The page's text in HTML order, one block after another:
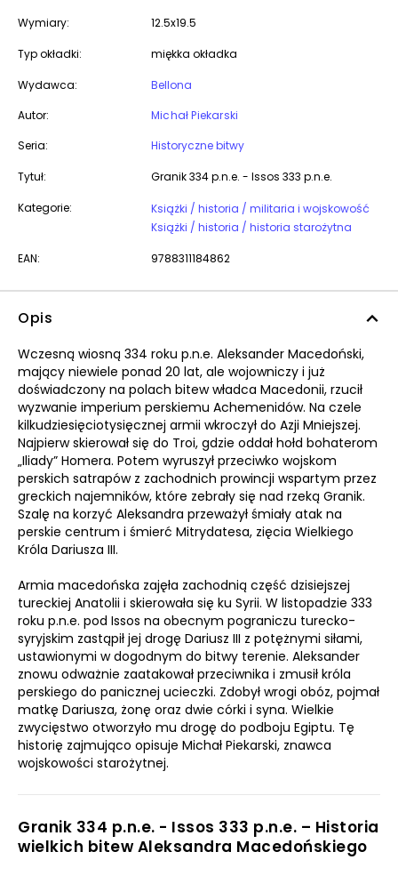
Wymiary: 12.5x19.5
Typ okładki: miękka okładka
Wydawca:
Bellona
Autor:
Michał Piekarski
Seria:
Historyczne bitwy
Tytuł: Granik 334 p.n.e. - Issos 333 p.n.e.
Kategorie:
Książki / historia / militaria i wojskowość
Książki / historia / historia starożytna
EAN: 9788311184862
Opis
Wczesną wiosną 334 roku p.n.e. Aleksander Macedoński,
mający niewiele ponad 20 lat, ale wojowniczy i już
doświadczony na polach bitew władca Macedonii, rzucił
wyzwanie imperium perskiemu Achemenidów. Na czele
kilkudziesięciotysięcznej armii wkroczył do Azji Mniejszej.
Najpierw skierował się do Troi, gdzie oddał hołd bohaterom
„Iliady” Homera. Potem wyruszył przeciwko wojskom
perskich satrapów z zachodnich prowincji wspartym przez
greckich najemników, które zebrały się nad rzeką Granik.
Szalę na korzyć Aleksandra przeważył śmiały atak na
perskie centrum i śmierć Mitrydatesa, zięcia Wielkiego
Króla Dariusza III.
Armia macedońska zajęła zachodnią część dzisiejszej
tureckiej Anatolii i skierowała się ku Syrii. W listopadzie 333
roku p.n.e. pod Issos na obecnym pograniczu turecko-
syryjskim zastąpił jej drogę Dariusz III z potężnymi siłami,
ustawionymi w dogodnym do bitwy terenie. Aleksander
znowu odważnie zaatakował przeciwnika i zmusił króla
perskiego do panicznej ucieczki. Zdobył wrogi obóz, pojmał
matkę Dariusza, żonę oraz dwie córki i syna. Wielkie
zwycięstwo otworzyło mu drogę do podboju Egiptu. Tę
historię zajmująco opisuje Michał Piekarski, znawca
wojskowości starożytnej.
Granik 334 p.n.e. - Issos 333 p.n.e. – Historia
wielkich bitew Aleksandra Macedońskiego